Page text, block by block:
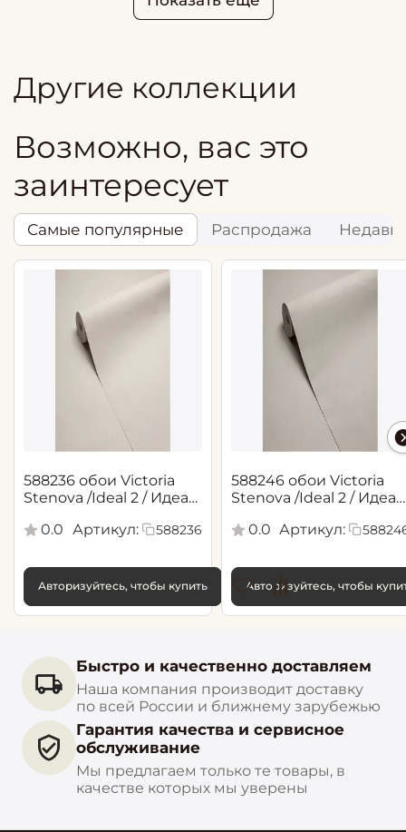
Другие коллекции
Возможно, вас это
заинтересует
Самые популярные Распродажа
588236 обои Victoria
Stenova /Ideal 2 / Идеал
0.0
Артикул: 588236
Авторизуйтесь, чтобы купить
588246 обои Victoria
Stenova /Ideal 2 / Идеал
0.0 Артикул:
Авторизуйтесь, чтобы
Быстро и качественно доставляем
Наша компания производит доставку
по всей России и ближнему зарубежью
Гарантия качества и сервисное
обслуживание
Мы предлагаем только те товары, в
качестве которых мы уверены